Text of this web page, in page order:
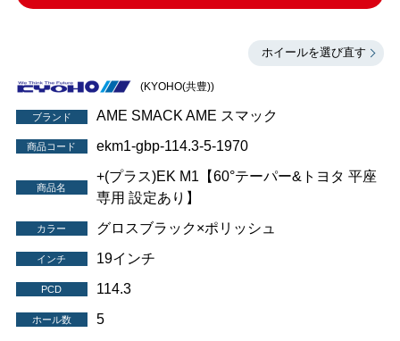
ホイールを選び直す
(KYOHO(共豊))
ブランド AME SMACK AME スマック
商品コード ekm1-gbp-114.3-5-1970
商品名
+(プラス)EK M1【60°テーパー&トヨタ 平座
専用 設定あり】
カラー グロスブラック×ポリッシュ
インチ 19インチ
PCD 114.3
ホール数 5